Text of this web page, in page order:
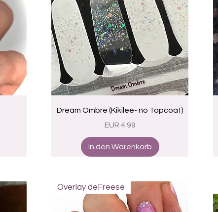
Schnellansicht
Dream Ombre (Kikilee- no Topcoat)
Preis
EUR 4.99
In den Warenkorb
Overlay deFreese